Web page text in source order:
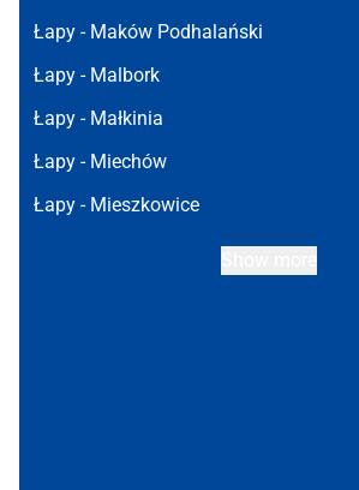
Łapy - Maków Podhalański
Łapy - Malbork
Łapy - Małkinia
Łapy - Miechów
Łapy - Mieszkowice